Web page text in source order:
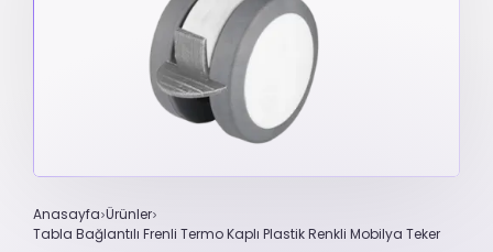
Anasayfa Ürünler
Tabla Bağlantılı Frenli Termo Kaplı Plastik Renkli Mobilya Teker